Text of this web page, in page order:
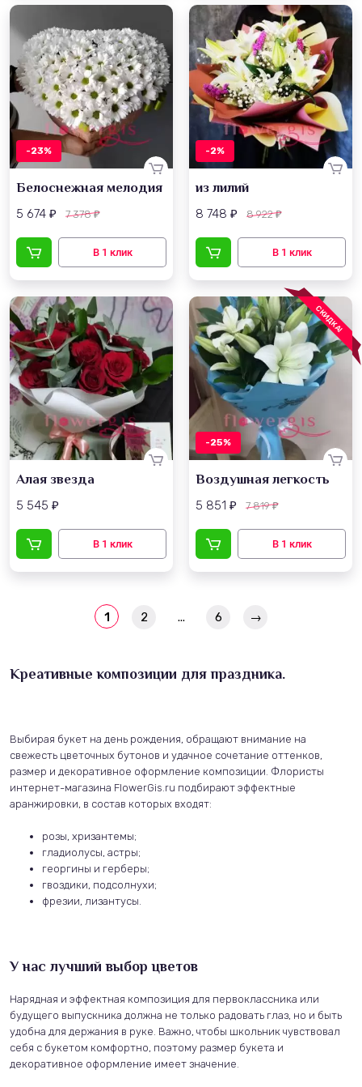
-23%
Белоснежная мелодия
5 674 ₽ 7 378₽
-2%
из лилий
8 748 ₽ 8 922₽
Алая звезда
5 545 ₽
СКИДКА!
-25%
Воздушная легкость
5 851 ₽ 7 819₽
1 2 ... 6 →
Креативные композиции для праздника.
Выбирая букет на день рождения, обращают внимание на
свежесть цветочных бутонов и удачное сочетание оттенков,
размер и декоративное оформление композиции. Флористы
интернет-магазина FlowerGis.ru подбирают эффектные
аранжировки, в состав которых входят:
розы, хризантемы;
гладиолусы, астры;
георгины и герберы;
гвоздики, подсолнухи;
фрезии, лизантусы.
У нас лучший выбор цветов
Нарядная и эффектная композиция для первоклассника или
будущего выпускника должна не только радовать глаз, но и быть
удобна для держания в руке. Важно, чтобы школьник чувствовал
себя с букетом комфортно, поэтому размер букета и
декоративное оформление имеет значение.